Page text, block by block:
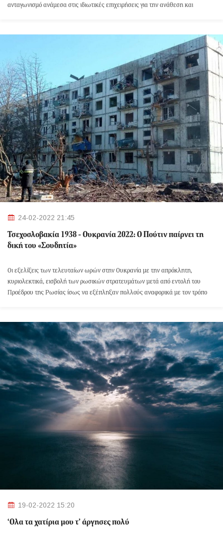
ανταγωνισμό ανάμεσα στις ιδιωτικές επιχειρήσεις για την ανάθεση και
24-02-2022 21:45
Τσεχοσλοβακία 1938 - Ουκρανία 2022: Ο Πούτιν παίρνει τη
δική του «Σουδητία»
Οι εξελίξεις των τελευταίων ωρών στην Ουκρανία με την απρόκλητη,
κυριολεκτικά, εισβολή των ρωσικών στρατευμάτων μετά από εντολή του
Προέδρου της Ρωσίας ίσως να εξέπληξαν πολλούς αναφορικά με τον τρόπο
19-02-2022 15:20
‘Ολα τα χατίρια μου τ’ άργησες πολύ